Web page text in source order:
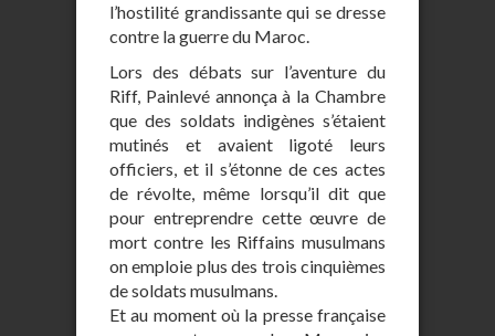
l’hostilité grandissante qui se dresse
contre la guerre du Maroc.
Lors des débats sur l’aventure du
Riff, Painlevé annonça à la Chambre
que des soldats indigènes s’étaient
mutinés et avaient ligoté leurs
officiers, et il s’étonne de ces actes
de révolte, même lorsqu’il dit que
pour entreprendre cette œuvre de
mort contre les Riffains musulmans
on emploie plus des trois cinquièmes
de soldats musulmans.
Et au moment où la presse française